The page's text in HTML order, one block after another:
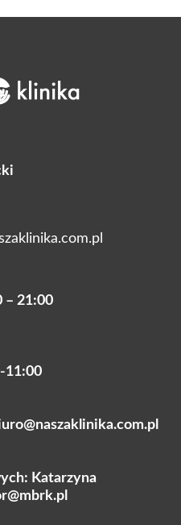
– 21:00
11:00
Katarzyna